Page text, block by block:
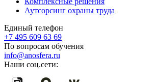
Аутсорсинг охраны труда
Единый телефон
+7 495 609 63 69
По вопросам обучения
info@anosfera.ru
Наши соц.сети: